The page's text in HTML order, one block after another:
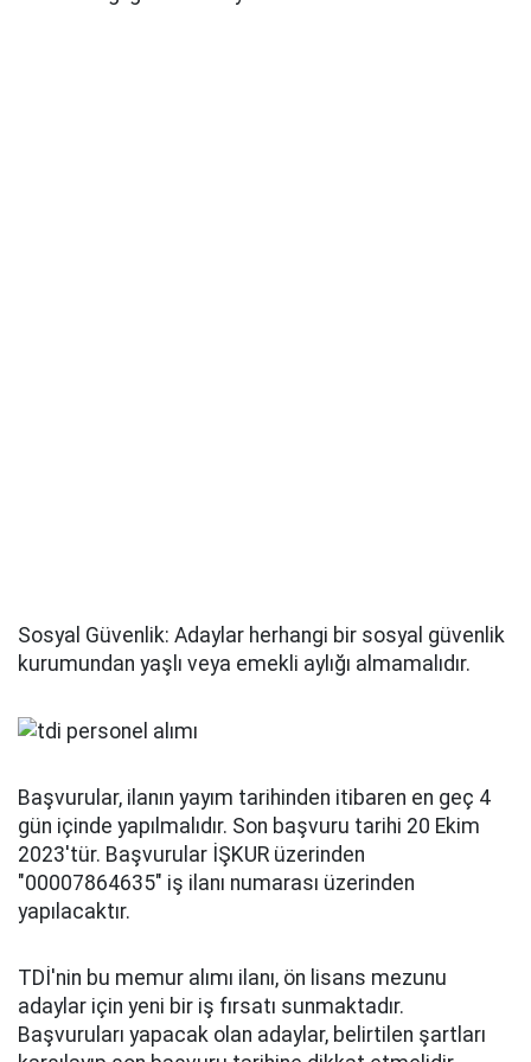
Sosyal Güvenlik: Adaylar herhangi bir sosyal güvenlik
kurumundan yaşlı veya emekli aylığı almamalıdır.
Başvurular, ilanın yayım tarihinden itibaren en geç 4
gün içinde yapılmalıdır. Son başvuru tarihi 20 Ekim
2023'tür. Başvurular İŞKUR üzerinden
"00007864635" iş ilanı numarası üzerinden
yapılacaktır.
TDİ'nin bu memur alımı ilanı, ön lisans mezunu
adaylar için yeni bir iş fırsatı sunmaktadır.
Başvuruları yapacak olan adaylar, belirtilen şartları